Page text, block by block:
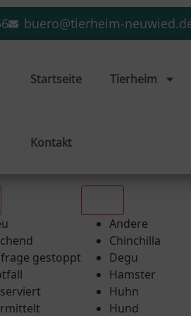
buero@tierheim-
Startseite Tierheim
Kontakt
gestoppt
Andere
Chinchilla
Degu
Hamster
Huhn
Hund